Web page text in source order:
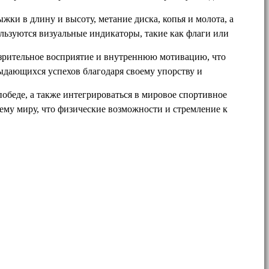
в длину и высоту, метание диска, копья и молота, а
визуальные индикаторы, такие как флаги или
восприятие и внутреннюю мотивацию, что
успехов благодаря своему упорству и
а также интегрироваться в мировое спортивное
миру, что физические возможности и стремление к